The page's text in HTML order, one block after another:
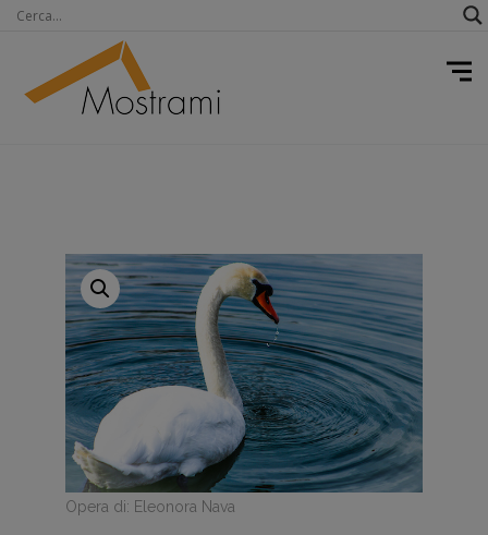
Opera di: Eleonora Nava